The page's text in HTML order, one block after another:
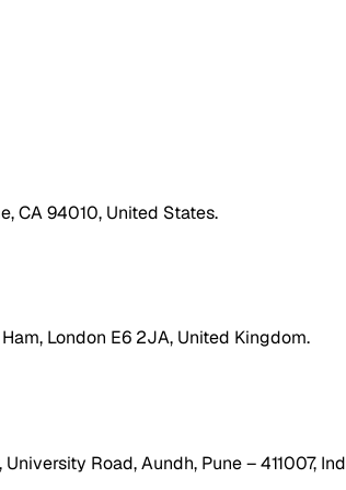
CA 94010, United States.
London E6 2JA, United Kingdom.
Road, Aundh, Pune – 411007,